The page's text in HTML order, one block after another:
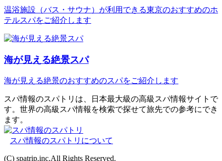
温浴施設（バス・サウナ）が利用できる東京のおすすめのホ
テルスパをご紹介します
海が見える絶景スパ
海が見える絶景のおすすめのスパをご紹介します
スパ情報のスパトリは、日本最大級の高級スパ情報サイトで
す。世界の高級スパ情報を検索で探せて旅先での参考にでき
ます。
スパ情報のスパトリについて
(C) spatrip.inc.All Rights Reserved.